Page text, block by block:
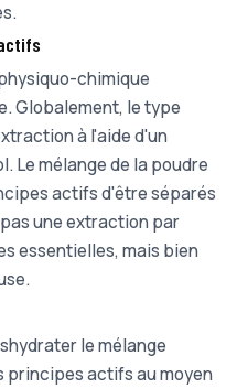
chimique
Globalement, le type
à l'aide d'un
Le mélange de la poudre
actifs d'être séparés
une extraction par
essentielles, mais bien
le mélange
principes actifs au moyen